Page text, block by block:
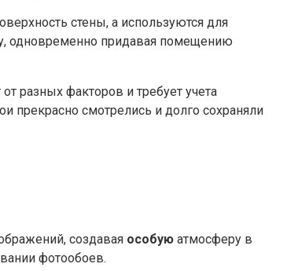
стены, а используются для
одновременно придавая помещению
разных факторов и требует учета
прекрасно смотрелись и долго сохраняли
создавая особую атмосферу в
фотообоев.